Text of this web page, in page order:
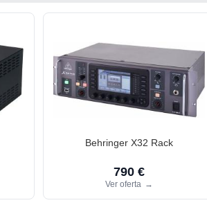
Behringer X32 Rack
790 €
Ver oferta →